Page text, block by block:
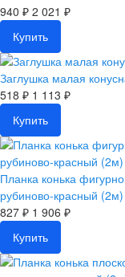
940 ₽ 2 021 ₽
Купить
Заглушка малая
518 ₽ 1 113 ₽
Купить
Планка конька
рубиново-красный (2м)
827 ₽ 1 906 ₽
Купить